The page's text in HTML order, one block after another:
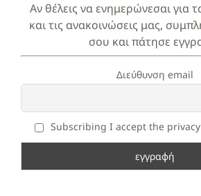
Αν θέλεις να ενημερώνεσαι για
και τις ανακοινώσεις μας,
σου και πάτησε
Διεύθυνση email
Subscribing I accept the